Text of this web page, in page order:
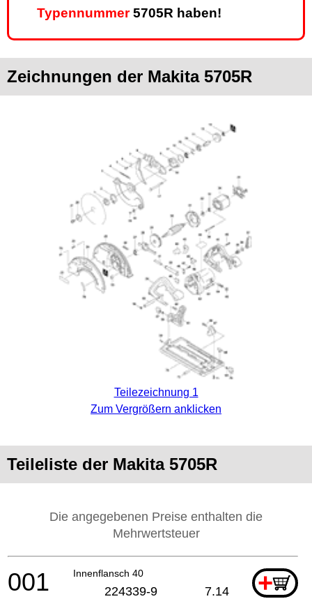
Typennummer5705R haben!
Zeichnungen der Makita 5705R
Teilezeichnung 1
Zum Vergrößern anklicken
Teileliste der Makita 5705R
Die angegebenen Preise enthalten die
Mehrwertsteuer
Innenflansch 40 +
001 224339-9 7.14